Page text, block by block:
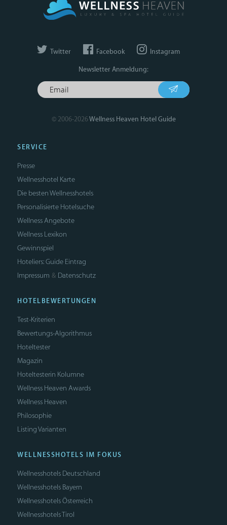
Twitter Facebook Instagram
Newsletter Anmeldung:
© 2006-2026Wellness Heaven Hotel Guide
SERVICE
Presse
Wellnesshotel Karte
Die besten Wellnesshotels
Personalisierte Hotelsuche
Wellness Angebote
Wellness Lexikon
Gewinnspiel
Hoteliers: Guide Eintrag
Impressum & Datenschutz
HOTELBEWERTUNGEN
Test-Kriterien
Bewertungs-Algorithmus
Hoteltester
Magazin
Hoteltesterin Kolumne
Wellness Heaven Awards
Wellness Heaven
Philosophie
Listing Varianten
WELLNESSHOTELS IM FOKUS
Wellnesshotels Deutschland
Wellnesshotels Bayern
Wellnesshotels Österreich
Wellnesshotels Tirol